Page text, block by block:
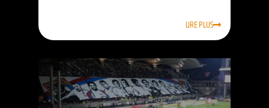
LIRE PLUS